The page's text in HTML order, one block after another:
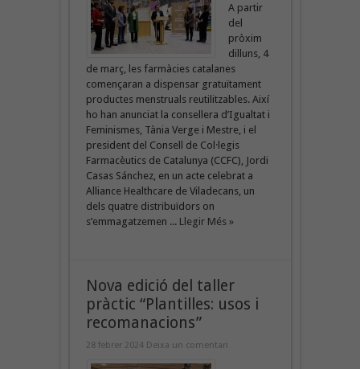
A partir
del
pròxim
dilluns, 4
de març, les farmàcies catalanes
començaran a dispensar gratuïtament
productes menstruals reutilitzables. Així
ho han anunciat la consellera d’Igualtat i
Feminismes, Tània Verge i Mestre, i el
president del Consell de Col·legis
Farmacèutics de Catalunya (CCFC), Jordi
Casas Sánchez, en un acte celebrat a
Alliance Healthcare de Viladecans, un
dels quatre distribuïdors on
s’emmagatzemen ... Llegir Més »
Nova edició del taller
pràctic “Plantilles: usos i
recomanacions”
28 febrer 2024 Deixa un comentari